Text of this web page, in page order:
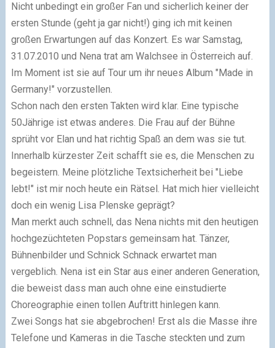
Nicht unbedingt ein großer Fan und sicherlich keiner der
ersten Stunde (geht ja gar nicht!) ging ich mit keinen
großen Erwartungen auf das Konzert. Es war Samstag,
31.07.2010 und Nena trat am Walchsee in Österreich auf.
Im Moment ist sie auf Tour um ihr neues Album "Made in
Germany!" vorzustellen.
Schon nach den ersten Takten wird klar. Eine typische
50Jährige ist etwas anderes. Die Frau auf der Bühne
sprüht vor Elan und hat richtig Spaß an dem was sie tut.
Innerhalb kürzester Zeit schafft sie es, die Menschen zu
begeistern. Meine plötzliche Textsicherheit bei "Liebe
lebt!" ist mir noch heute ein Rätsel. Hat mich hier vielleicht
doch ein wenig Lisa Plenske geprägt?
Man merkt auch schnell, das Nena nichts mit den heutigen
hochgezüchteten Popstars gemeinsam hat. Tänzer,
Bühnenbilder und Schnick Schnack erwartet man
vergeblich. Nena ist ein Star aus einer anderen Generation,
die beweist dass man auch ohne eine einstudierte
Choreographie einen tollen Auftritt hinlegen kann.
Zwei Songs hat sie abgebrochen! Erst als die Masse ihre
Telefone und Kameras in die Tasche steckten und zum